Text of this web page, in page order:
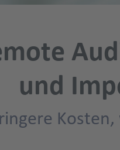
und